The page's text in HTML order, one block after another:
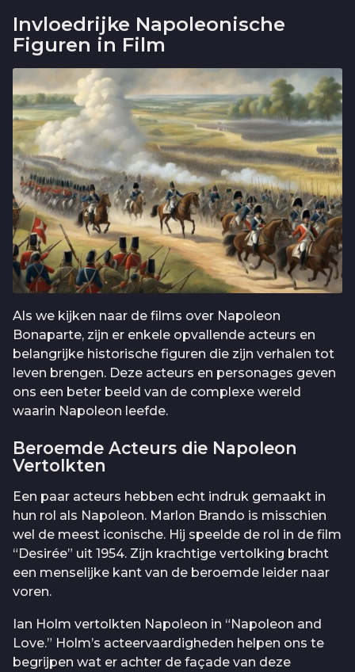
Invloedrijke Napoleonische
Figuren in Film
Als we kijken naar de films over Napoleon
Bonaparte, zijn er enkele opvallende acteurs en
belangrijke historische figuren die zijn verhalen tot
leven brengen. Deze acteurs en personages geven
ons een beter beeld van de complexe wereld
waarin Napoleon leefde.
Beroemde Acteurs die Napoleon
Vertolkten
Een paar acteurs hebben echt indruk gemaakt in
hun rol als Napoleon. Marlon Brando is misschien
wel de meest iconische. Hij speelde de rol in de film
“Desirée” uit 1954. Zijn krachtige vertolking bracht
een menselijke kant van de beroemde leider naar
voren.
Ian Holm vertolkten Napoleon in “Napoleon and
Love.” Holm’s acteervaardigheden helpen ons te
begrijpen wat er achter de façade van deze